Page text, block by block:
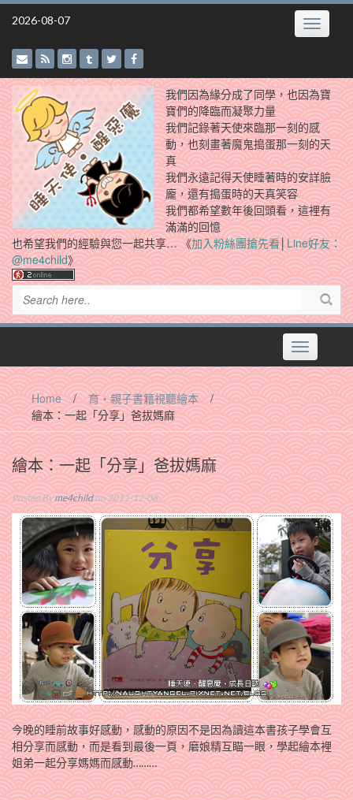
Skip
2026-08-07 Toggle
我們因為緣分成了同學，也因為寶
寶們的降臨而凝聚力量
我們記錄著天使來臨那一刻的感
動，也刻畫著魔鬼搗蛋那一刻的天
真
我們永遠記得天使睡著時的安詳臉
龐，還有搗蛋時的天真笑容
我們都希望數年後回頭看，這裡有
滿滿的回憶
也希望我們的經驗與您一起共享… 《加入粉絲團搶先看│Line好友：
@me4child》
Toggle
navigation
Home / 育‧親子書籍視聽繪本
/
繪本：一起「分享」爸拔媽麻
繪本：一起「分享」爸拔媽麻
Posted Byme4childon 2011-12-08
今晚的睡前故事好感動，感動的原因不是因為讀這本書孩子學會互
相分享而感動，而是看到最後一頁，磨娘精互瞄一眼，學起繪本裡
姐弟一起分享媽媽而感動………